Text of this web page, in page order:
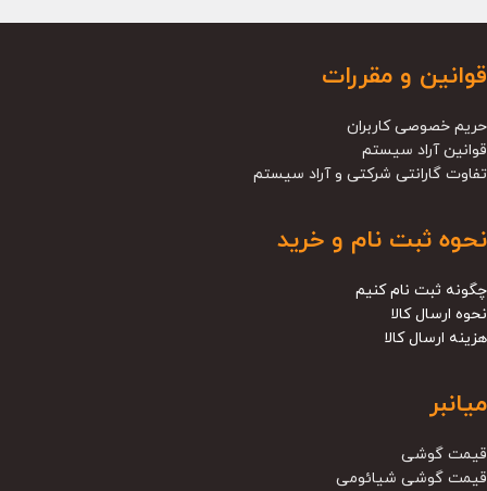
قوانین و مقررات
حریم خصوصی کاربران
قوانین آراد سیستم
تفاوت گارانتی شرکتی و آراد سیستم
نحوه ثبت نام و خرید
چگونه ثبت نام کنیم
نحوه ارسال کالا
هزینه ارسال کالا
میانبر
قیمت گوشی
قیمت گوشی شیائومی